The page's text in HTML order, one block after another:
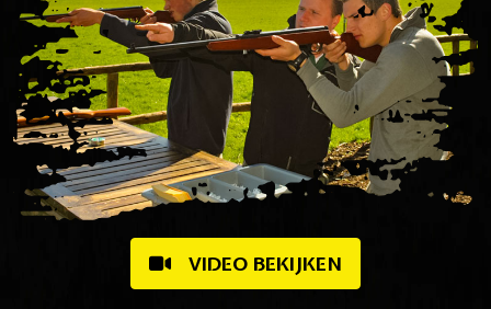
VIDEO BEKIJKEN